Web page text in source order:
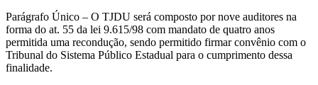
Parágrafo Único – O TJDU será composto por nove auditores na
forma do at. 55 da lei 9.615/98 com mandato de quatro anos
permitida uma recondução, sendo permitido firmar convênio com o
Tribunal do Sistema Público Estadual para o cumprimento dessa
finalidade.